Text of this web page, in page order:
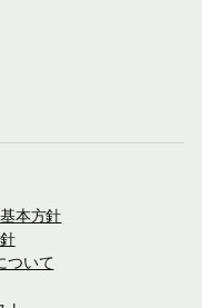
本方針
ついて